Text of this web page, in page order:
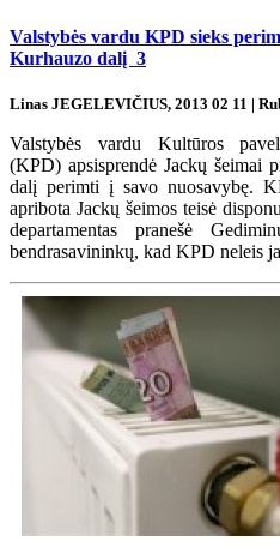
Valstybės vardu KPD sieks
Kurhauzo dalį 3
Linas JEGELEVIČIUS, 2013 02 11 |
Valstybės vardu Kultūros
(KPD) apsisprendė Jackų šeimai
dalį perimti į savo nuosavybę.
apribota Jackų šeimos teisė
departamentas pranešė
bendrasavininkų, kad KPD neleis